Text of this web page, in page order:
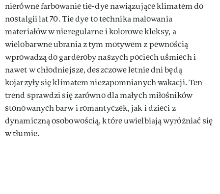
nierówne farbowanie tie-dye nawiązujące klimatem do
nostalgii lat 70. Tie dye to technika malowania
materiałów w nieregularne i kolorowe kleksy, a
wielobarwne ubrania z tym motywem z pewnością
wprowadzą do garderoby naszych pociech uśmiech i
nawet w chłodniejsze, deszczowe letnie dni będą
kojarzyły się klimatem niezapomnianych wakacji. Ten
trend sprawdzi się zarówno dla małych miłośników
stonowanych barw i romantyczek, jak i dzieci z
dynamiczną osobowością, które uwielbiają wyróżniać się
w tłumie.